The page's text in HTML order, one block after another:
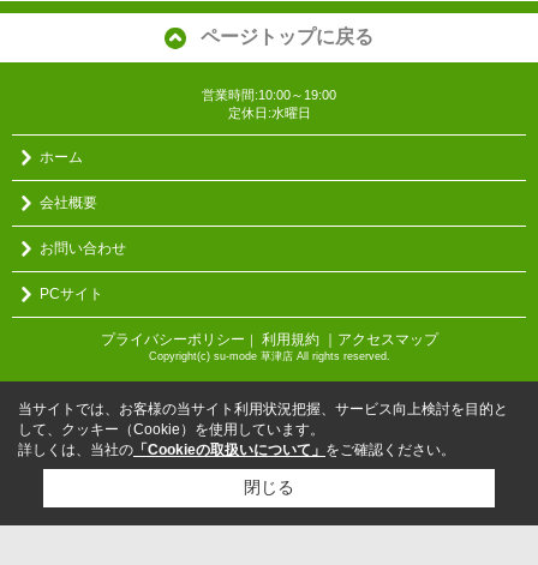
ページトップに戻る
営業時間:10:00～19:00
定休日:水曜日
ホーム
会社概要
お問い合わせ
PCサイト
プライバシーポリシー ｜ 利用規約 ｜アクセスマップ
Copyright(c) su-mode 草津店 All rights reserved.
当サイトでは、お客様の当サイト利用状況把握、サービス向上検討を目的と
して、クッキー（Cookie）を使用しています。
詳しくは、当社の 「Cookieの取扱いについて」 をご確認ください。
閉じる